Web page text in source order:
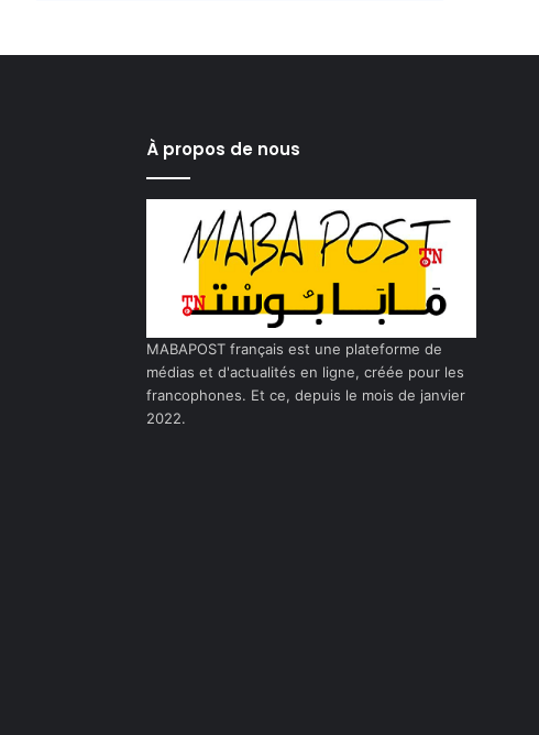
À propos de nous
MABAPOST français est une plateforme de
médias et d'actualités en ligne, créée pour les
francophones. Et ce, depuis le mois de janvier
2022.